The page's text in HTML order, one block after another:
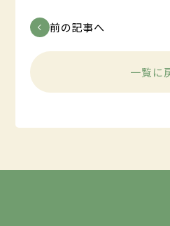
前の記事へ
一覧に